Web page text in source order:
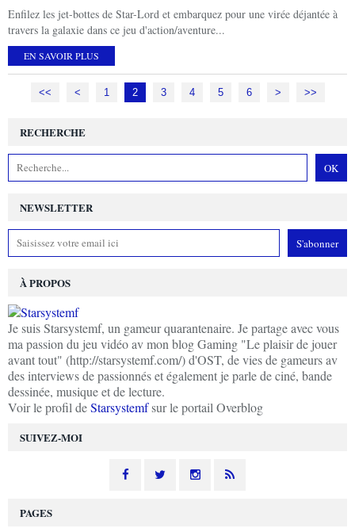
Enfilez les jet-bottes de Star-Lord et embarquez pour une virée déjantée à
travers la galaxie dans ce jeu d'action/aventure...
EN SAVOIR PLUS
<< < 1 2 3 4 5 6 > >>
NEWSLETTER
SUIVEZ-MOI
RECHERCHE
À PROPOS
Je suis Starsystemf, un gameur quarantenaire. Je partage avec vous
ma passion du jeu vidéo av mon blog Gaming "Le plaisir de jouer
avant tout" (http://starsystemf.com/) d'OST, de vies de gameurs av
des interviews de passionnés et également je parle de ciné, bande
dessinée, musique et de lecture.
Voir le profil deStarsystemfsur le portail Overblog
PAGES